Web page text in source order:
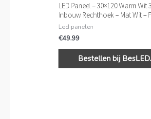
LED Paneel – 30×120 Warm Wit
Inbouw Rechthoek – Mat Wit –
Led panelen
€49.99
Bestellen bij